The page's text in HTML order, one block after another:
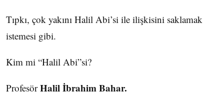
Tıpkı, çok yakını Halil Abi’si ile ilişkisini saklamak
istemesi gibi.
Kim mi “Halil Abi”si?
ProfesörHalil İbrahim Bahar.